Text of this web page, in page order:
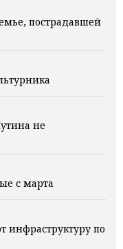
пострадавшей
не
с марта
инфраструктуру по